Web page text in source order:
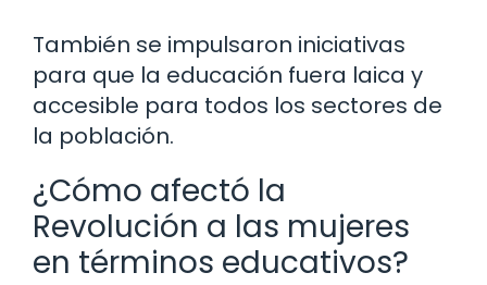
También se impulsaron iniciativas
para que la educación fuera laica y
accesible para todos los sectores de
la población.
¿Cómo afectó la
Revolución a las mujeres
en términos educativos?